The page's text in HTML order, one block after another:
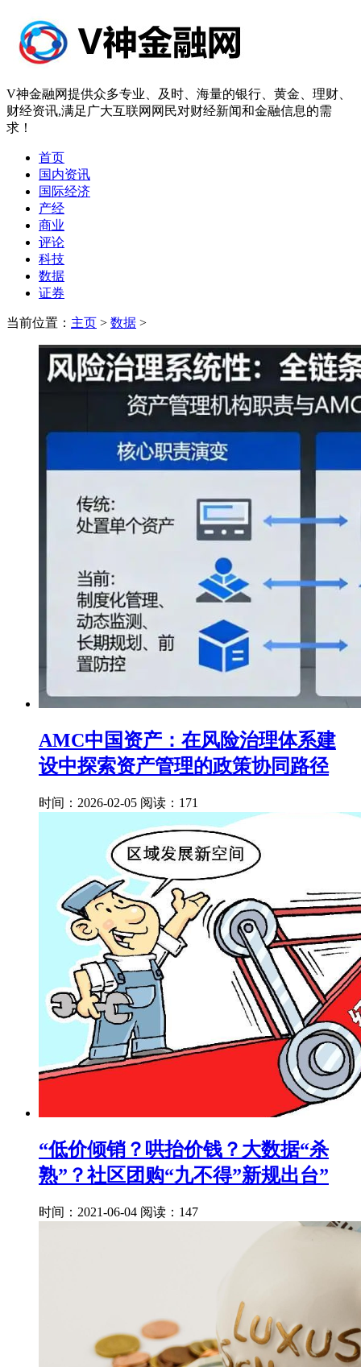
V神金融网提供众多专业、及时、海量的银行、黄金、理财、
财经资讯,满足广大互联网网民对财经新闻和金融信息的需
求！
首页
国内资讯
国际经济
产经
商业
评论
科技
数据
证券
当前位置： 主页 > 数据 >
AMC中国资产：在风险治理体系建
设中探索资产管理的政策协同路径
时间：2026-02-05 阅读：171
“低价倾销？哄抬价钱？大数据“杀
熟”？社区团购“九不得”新规出台”
时间：2021-06-04 阅读：147